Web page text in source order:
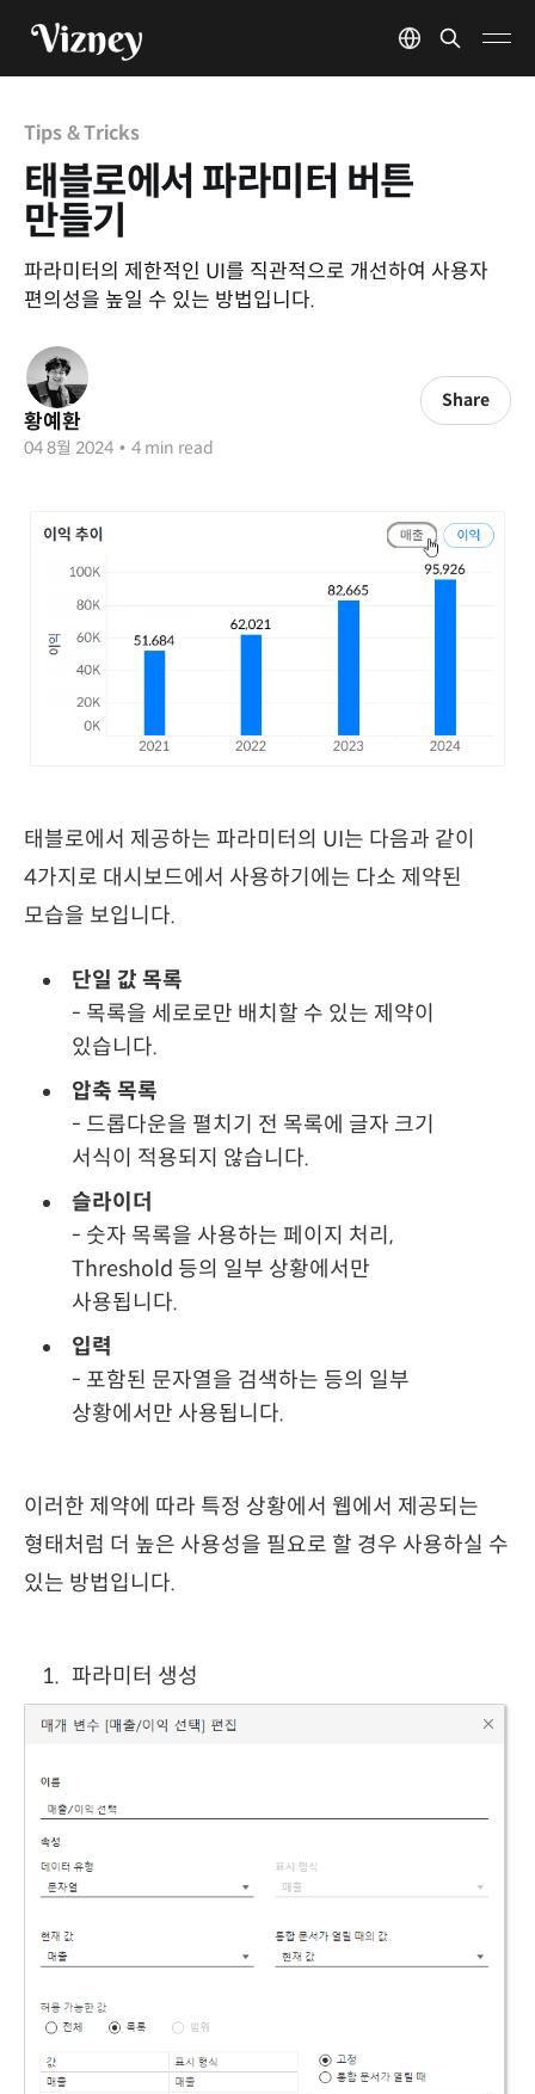
Tips & Tricks
태블로에서 파라미터 버튼
만들기
파라미터의 제한적인 UI를 직관적으로 개선하여 사용자
편의성을 높일 수 있는 방법입니다.
황예환
04 8월 2024 • 4 min read
Share
태블로에서 제공하는 파라미터의 UI는 다음과 같이
4가지로 대시보드에서 사용하기에는 다소 제약된
모습을 보입니다.
단일 값 목록
- 목록을 세로로만 배치할 수 있는 제약이
있습니다.
압축 목록
- 드롭다운을 펼치기 전 목록에 글자 크기
서식이 적용되지 않습니다.
슬라이더
- 숫자 목록을 사용하는 페이지 처리,
Threshold 등의 일부 상황에서만
사용됩니다.
입력
- 포함된 문자열을 검색하는 등의 일부
상황에서만 사용됩니다.
이러한 제약에 따라 특정 상황에서 웹에서 제공되는
형태처럼 더 높은 사용성을 필요로 할 경우 사용하실 수
있는 방법입니다.
파라미터 생성